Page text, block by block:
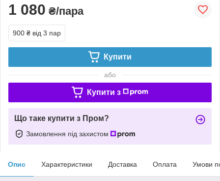
1 080 ₴/пара
900 ₴ від 3 пар
Купити
або
Купити з
Що таке купити з Пром?
Замовлення під захистом
Опис Характеристики Доставка Оплата Умови